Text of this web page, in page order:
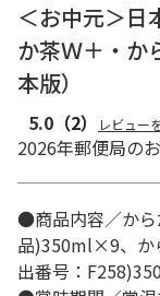
＜お中元＞
か茶Ｗ＋・か
本版）
5.0 （2） レビュー
2026年郵便局の
●商品内容／から
品)350ml×9、か
出番号：